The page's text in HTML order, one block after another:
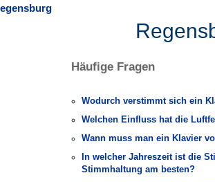
Häufige Fragen
Wodurch verstimmt sich ein
Welchen Einfluss hat die
Wann muss man ein Klavier
In welcher Jahreszeit ist die
Stimmhaltung am besten?